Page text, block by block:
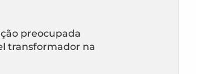
preocupada
transformador na